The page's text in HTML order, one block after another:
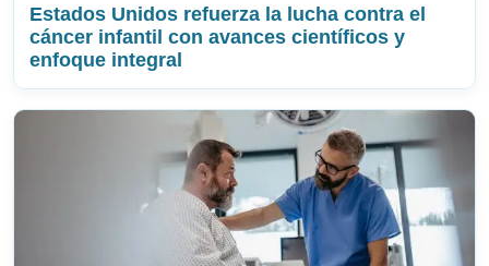
Estados Unidos refuerza la lucha contra el
cáncer infantil con avances científicos y
enfoque integral